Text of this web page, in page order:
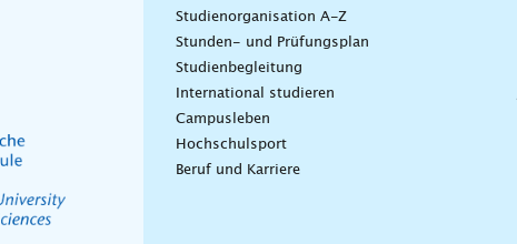
Studienorganisation A-Z
Stunden- und Prüfungsplan
Studienbegleitung
International studieren
Campusleben
Hochschulsport
Beruf und Karriere